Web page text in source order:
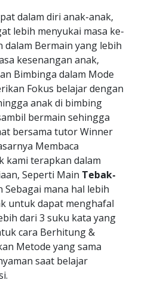
dalam diri anak-anak,
lebih menyukai masa ke-
dalam Bermain yang lebih
kesenangan anak,
Bimbinga dalam Mode
Fokus belajar dengan
anak di bimbing
bermain sehingga
bersama tutor Winner
Membaca
kami terapkan dalam
Seperti Main Tebak-
Sebagai mana hal lebih
untuk dapat menghafal
dari 3 suku kata yang
cara Berhitung &
Metode yang sama
saat belajar